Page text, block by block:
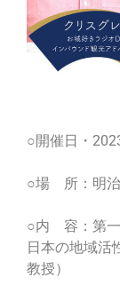
○開催日・
○場 所：明治
○内 容：第一
日本の地域活
教授）